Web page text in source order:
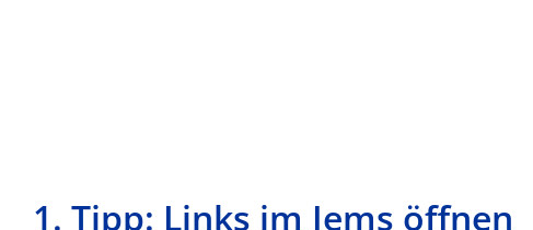
1. Tipp: Links im Jems öffnen